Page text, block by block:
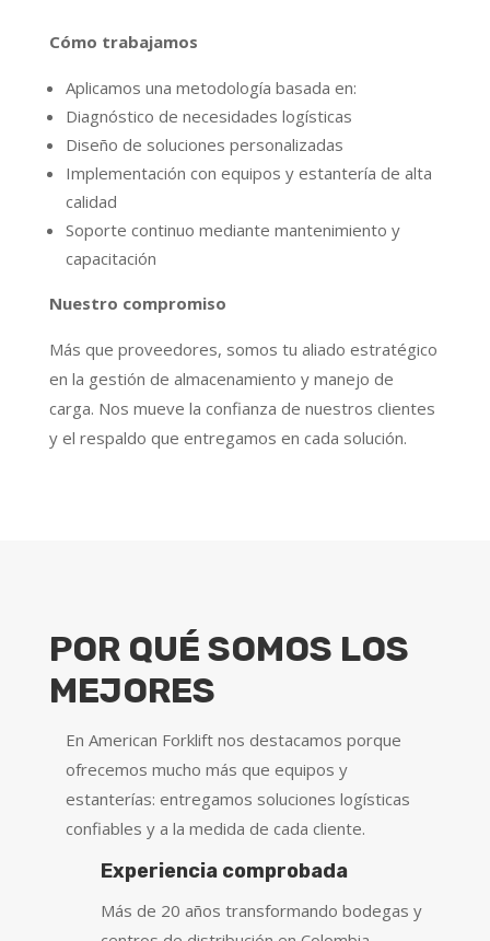
Cómo trabajamos
Aplicamos una metodología basada en:
Diagnóstico de necesidades logísticas
Diseño de soluciones personalizadas
Implementación con equipos y estantería de alta
calidad
Soporte continuo mediante mantenimiento y
capacitación
Nuestro compromiso
Más que proveedores, somos tu aliado estratégico
en la gestión de almacenamiento y manejo de
carga. Nos mueve la confianza de nuestros clientes
y el respaldo que entregamos en cada solución.
POR QUÉ SOMOS LOS
MEJORES
En American Forklift nos destacamos porque
ofrecemos mucho más que equipos y
estanterías: entregamos soluciones logísticas
confiables y a la medida de cada cliente.
Experiencia comprobada
Más de 20 años transformando bodegas y